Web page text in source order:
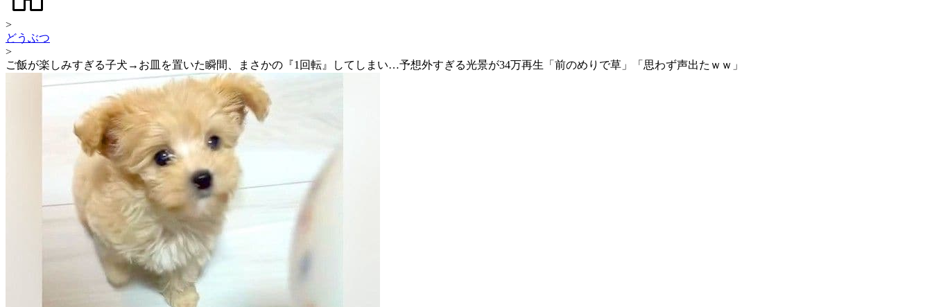
>
どうぶつ
>
ご飯が楽しみすぎる子犬→お皿を置いた瞬間、まさかの『1回転』してしまい…予想外すぎる光景が34万再生「前のめりで草」「思わず声出たｗｗ」